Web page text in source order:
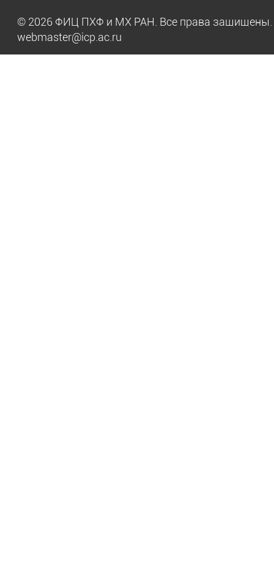
© 2026 ФИЦ ПХФ и МХ РАН. Все права
webmaster@icp.ac.ru